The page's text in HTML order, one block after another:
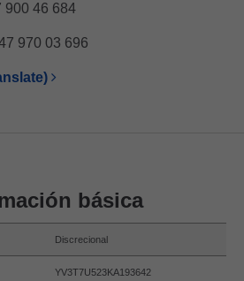
900 46 684
970 03 696
básica
Discrecional
YV3T7U523KA193642